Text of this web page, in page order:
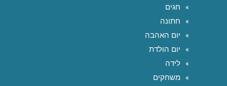
חגים
חתונה
יום האהבה
יום הולדת
לידה
משחקים